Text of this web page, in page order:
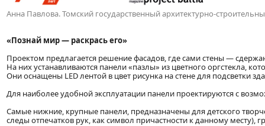
Анна Павлова. Томский государственный архитектурно-
«Познай мир — раскрась его»
Проектом предлагается решение фасадов, где сами стены —
На них устанавливаются панели «пазлы» из цветного оргстекла,
Они оснащены LED лентой в цвет рисунка на стене для подсветки
Для наиболее удобной эксплуатации панели проектируются с
Самые нижние, крупные панели, предназначены для детского
следы отпечатков рук, как символ причастности к данному